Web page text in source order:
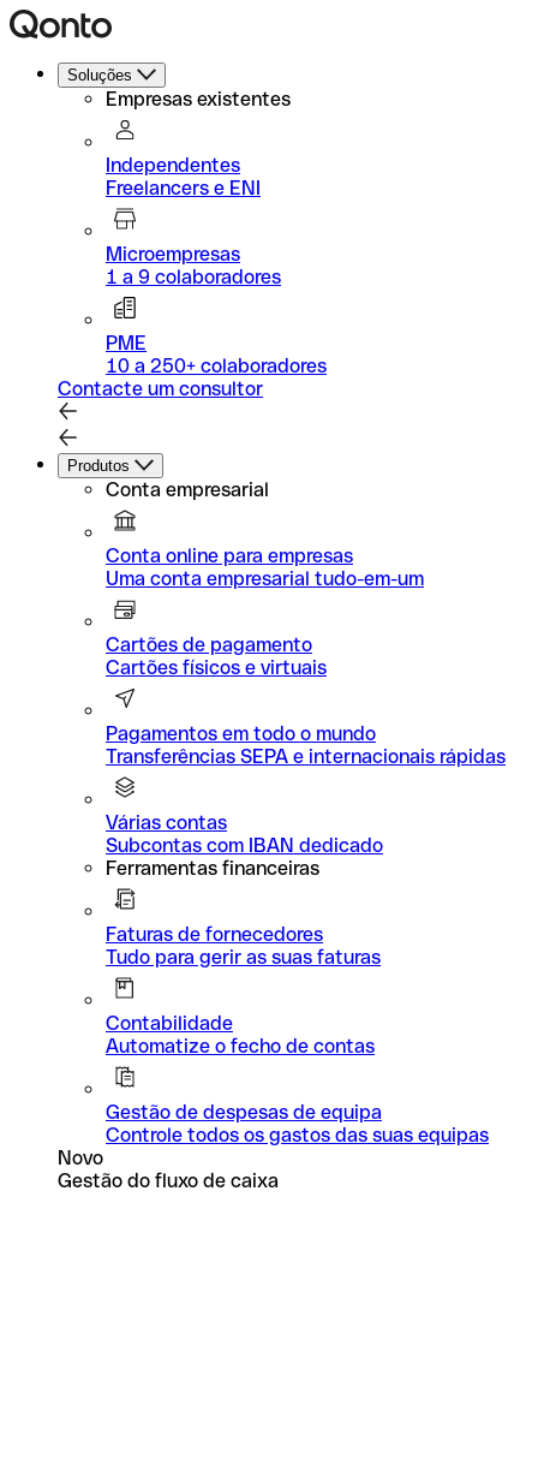
Soluções
Empresas existentes
Independentes
Freelancers e ENI
Microempresas
1 a 9 colaboradores
PME
10 a 250+ colaboradores
Contacte um consultor
Produtos
Conta empresarial
Conta online para empresas
Uma conta empresarial tudo-em-um
Cartões de pagamento
Cartões físicos e virtuais
Pagamentos em todo o mundo
Transferências SEPA e internacionais rápidas
Várias contas
Subcontas com IBAN dedicado
Ferramentas financeiras
Faturas de fornecedores
Tudo para gerir as suas faturas
Contabilidade
Automatize o fecho de contas
Gestão de despesas de equipa
Controle todos os gastos das suas equipas
Novo
Gestão do fluxo de caixa